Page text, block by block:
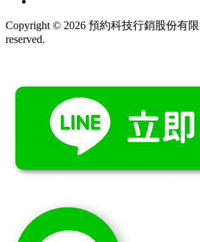
Copyright © 2026 預約科技行銷股份有
reserved.